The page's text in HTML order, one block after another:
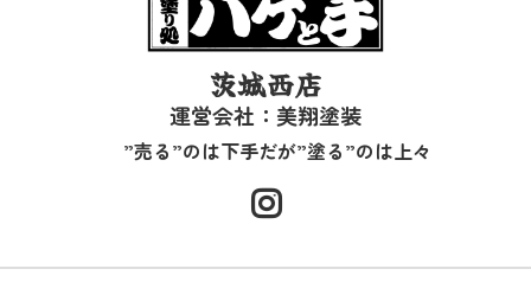
茨城西店
運営会社：美翔塗装
”売る”のは下手だが”塗る”のは上々